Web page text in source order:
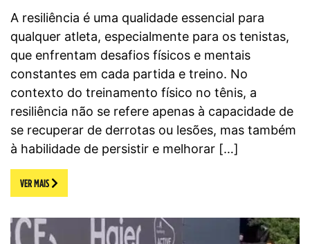
A resiliência é uma qualidade essencial para
qualquer atleta, especialmente para os tenistas,
que enfrentam desafios físicos e mentais
constantes em cada partida e treino. No
contexto do treinamento físico no tênis, a
resiliência não se refere apenas à capacidade de
se recuperar de derrotas ou lesões, mas também
à habilidade de persistir e melhorar […]
VER MAIS